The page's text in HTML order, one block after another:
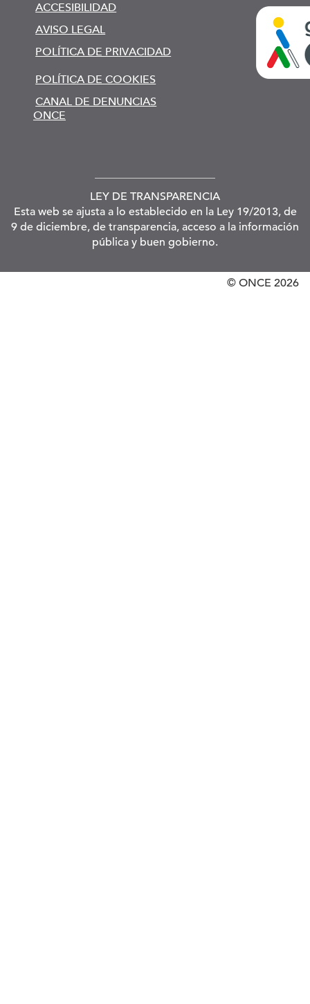
ACCESIBILIDAD
AVISO LEGAL
POLÍTICA DE PRIVACIDAD
POLÍTICA DE COOKIES
CANAL DE DENUNCIAS
ONCE
LEY DE TRANSPARENCIA
Esta web se ajusta a lo establecido en la Ley 19/2013, de
9 de diciembre, de transparencia, acceso a la información
pública y buen gobierno.
© ONCE 2026